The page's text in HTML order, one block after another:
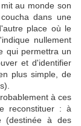
au monde son
dans une
place où le
nullement
qui permettra un
et d'identifier
plus simple, de
à ces
reconstituer : à
(destinée à des